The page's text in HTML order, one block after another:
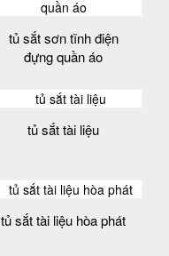
tủ sắt sơn tĩnh điện
đựng quần áo
tủ sắt tài liệu
tủ sắt tài liệu hòa phát